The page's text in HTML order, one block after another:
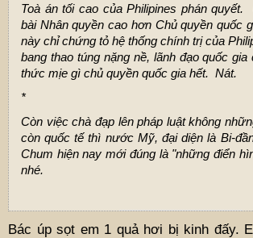
Toà án tối cao của Philipines phán quyết.
bài Nhân quyền cao hơn Chủ quyền quốc
này chỉ chứng tỏ hệ thống chính trị của
bang thao túng nặng nề, lãnh đạo quốc
thức mịe gì chủ quyền quốc gia hết. Nát.
*
Còn việc chà đạp lên pháp luật không
còn quốc tế thì nước Mỹ, đại diện là Bi-
Chum hiện nay mới đúng là "những điển
nhé.
Bác úp sọt em 1 quả hơi bị kinh đấy.